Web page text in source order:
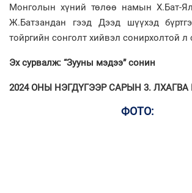
Монголын хүний төлөө намын Х.Бат-
Ж.Батзандан гээд Дээд шүүхэд
тойргийн сонголт хийвэл сонирхолтой л
Эх сурвалж: “Зууны мэдээ” сонин
2024 ОНЫ НЭГДҮГЭЭР САРЫН 3. ЛХАГВА
ФОТО: